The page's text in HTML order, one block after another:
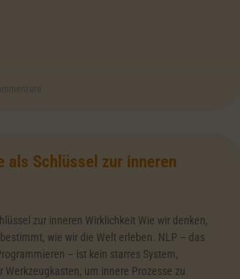
als Schlüssel zur inneren
zur inneren Wirklichkeit Wie wir denken,
wie wir die Welt erleben. NLP – das
– ist kein starres System,
Werkzeugkasten, um innere Prozesse zu